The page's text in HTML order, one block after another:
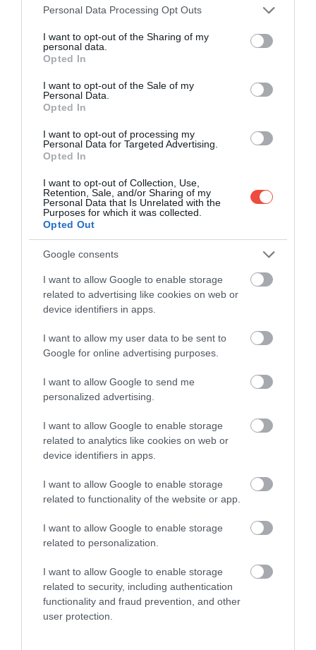
Please note that this website/app uses one or more Google
not limited to your visit or usage behaviour. You may click to
grant or deny consent to Google and its third-party tags to
use your data for below specified purposes in below Google
consent section.
Personal Data Processing Opt Outs
I want to opt-out of the Sharing of my
personal data.
Opted In
I want to opt-out of the Sale of my
Personal Data.
Opted In
I want to opt-out of processing my
Personal Data for Targeted Advertising.
Opted In
I want to opt-out of Collection, Use,
Retention, Sale, and/or Sharing of my
Personal Data that Is Unrelated with the
Purposes for which it was collected.
Opted Out
Google consents
I want to allow Google to enable storage
related to advertising like cookies on web or
device identifiers in apps.
I want to allow my user data to be sent to
Google for online advertising purposes.
I want to allow Google to send me
personalized advertising.
I want to allow Google to enable storage
related to analytics like cookies on web or
device identifiers in apps.
I want to allow Google to enable storage
related to functionality of the website or app.
I want to allow Google to enable storage
related to personalization.
I want to allow Google to enable storage
related to security, including authentication
functionality and fraud prevention, and other
user protection.
Visszatért a vonatjárat, amely újra összeköti
Új lendületet kapott az európai vasúti közlekedés: